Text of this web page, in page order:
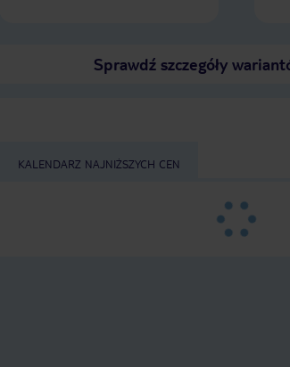
Sprawdź szczegóły
KALENDARZ NAJNIŻSZYCH CEN